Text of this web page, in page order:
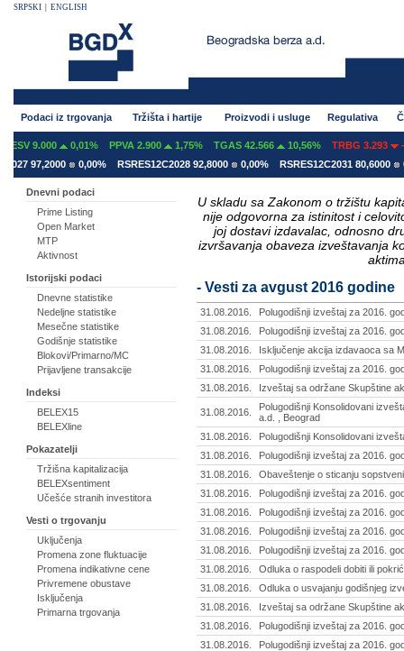
SRPSKI ENGLISH
Podaci iz trgovanja Tržišta i hartije Proizvodi i usluge Regulativa
0,01% PPVA 2.900 1,75% TGAS 42.566 10,56% TRBG 3.293
-2,86%
0,00% RSRES12C2028 92,8000 0,00% RSRES12C2031 80,6000 0,00%
Dnevni podaci
Prime Listing
Open Market
MTP
Aktivnost
Istorijski podaci
Dnevne statistike
Nedeljne statistike
Mesečne statistike
Godišnje statistike
Blokovi/Primarno/MC
Prijavljene transakcije
Indeksi
BELEX15
BELEXline
Pokazatelji
Tržišna kapitalizacija
BELEXsentiment
Učešće stranih investitora
Vesti o trgovanju
Uključenja
Promena zone fluktuacije
Promena indikativne cene
Privremene obustave
Isključenja
Primarna trgovanja
U skladu sa Zakonom o tržištu
nije odgovorna za istinitost i
joj dostavi izdavalac, odnosno
izvršavanja obaveza izveštavanja
- Vesti za avgust 2016 godine
31.08.2016.
Polugodišnji izveštaj za 2016.
31.08.2016.
Polugodišnji izveštaj za 2016.
31.08.2016.
Isključenje akcija izdavaoca sa
31.08.2016.
Polugodišnji izveštaj za 2016.
31.08.2016.
Izveštaj sa održane Skupštine
31.08.2016.
Polugodišnji Konsolidovani
a.d. , Beograd
31.08.2016.
Polugodišnji Konsolidovani
31.08.2016.
Polugodišnji izveštaj za 2016.
31.08.2016.
Obaveštenje o sticanju
31.08.2016.
Polugodišnji izveštaj za 2016.
31.08.2016.
Polugodišnji izveštaj za 2016.
31.08.2016.
Polugodišnji izveštaj za 2016.
31.08.2016.
Polugodišnji izveštaj za 2016.
31.08.2016.
Odluka o raspodeli dobiti ili
31.08.2016.
Odluka o usvajanju godišnjeg
31.08.2016.
Izveštaj sa održane Skupštine
31.08.2016.
Polugodišnji izveštaj za 2016.
31.08.2016.
Polugodišnji izveštaj za 2016.